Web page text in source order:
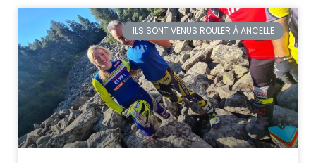
ILS SONT VENUS ROULER À ANCELLE